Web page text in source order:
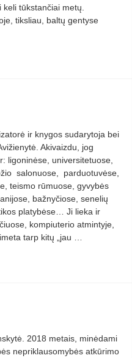
tūkstančiai metų.
tiksliau, baltų gentyse
ir knygos sudarytoja bei
Akivaizdu, jog
ligoninėse, universitetuose,
salonuose, parduotuvėse,
teismo rūmuose, gyvybės
bažnyčiose, senelių
platybėse… Ji lieka ir
kompiuterio atmintyje,
tarp kitų „jau …
2018 metais, minėdami
nepriklausomybės atkūrimo